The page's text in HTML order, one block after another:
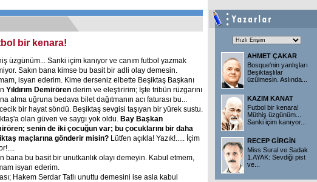
bir kenara!
üzgünüm... Sanki içim kanıyor ve canım futbol yazmak
Sakın bana kimse bu basit bir adli olay demesin.
isyan ederim. Kime derseniz elbette Beşiktaş Başkanı
Yıldırım Demirören derim ve eleştiririm; İşte tribün rüzgarını
alma uğruna bedava bilet dağıtmanın acı faturası bu...
bir hayat söndü. Beşiktaş sevgisi taşıyan bir yürek sustu.
olan güven ve saygı yok oldu. Bay Başkan
senin de iki çocuğun var; bu çocuklarını bir daha
maçlarına gönderir misin? Lütfen açıkla! Yazık!..... İçim
bana bu basit bir unutkanlık olayı demeyin. Kabul etmem,
isyan ederim.
Hakem Serdar Tatlı unuttu demesini ise asla kabul
AHMET ÇAKAR
Bosque'nin yanlışları
Beşiktaşlılar
üzülmesin. Aslında
KAZIM KANAT
Futbol bir kenara!
Müthiş üzgünüm...
Sanki içim kanıyor...
RECEP GİRGİN
Miss Sural ve Sadak
1.AYAK: Sevdiği pist
ve